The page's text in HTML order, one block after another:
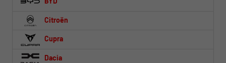
Citroën
Cupra
Dacia